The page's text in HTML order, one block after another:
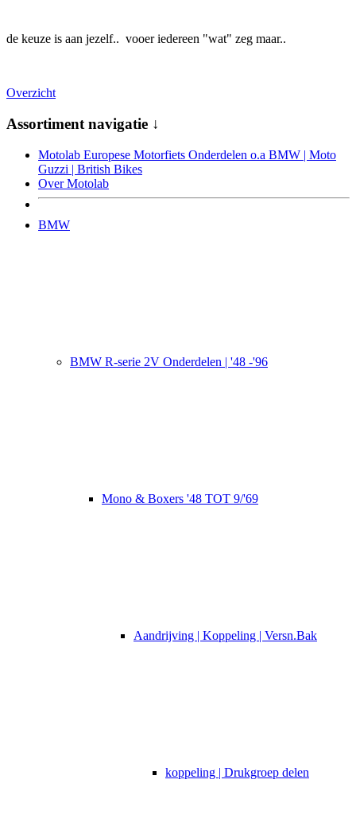
de keuze is aan jezelf.. vooer iedereen "wat" zeg maar..
Overzicht
Assortiment navigatie ↓
Motolab Europese Motorfiets Onderdelen o.a BMW | Moto
Guzzi | British Bikes
Over Motolab
BMW
BMW R-serie 2V Onderdelen | '48 -'96
Mono & Boxers '48 TOT 9/'69
Aandrijving | Koppeling | Versn.Bak
koppeling | Drukgroep delen